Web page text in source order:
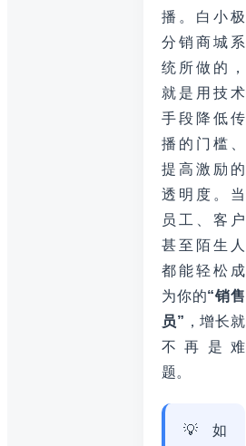
播。白小极
分销商城系
统所做的，
就是用技术
手段降低传
播的门槛、
提高激励的
透明度。当
员工、客户
甚至陌生人
都能轻松成
为你的“销售
员” ，增长就
不再是难
题。
💡 如